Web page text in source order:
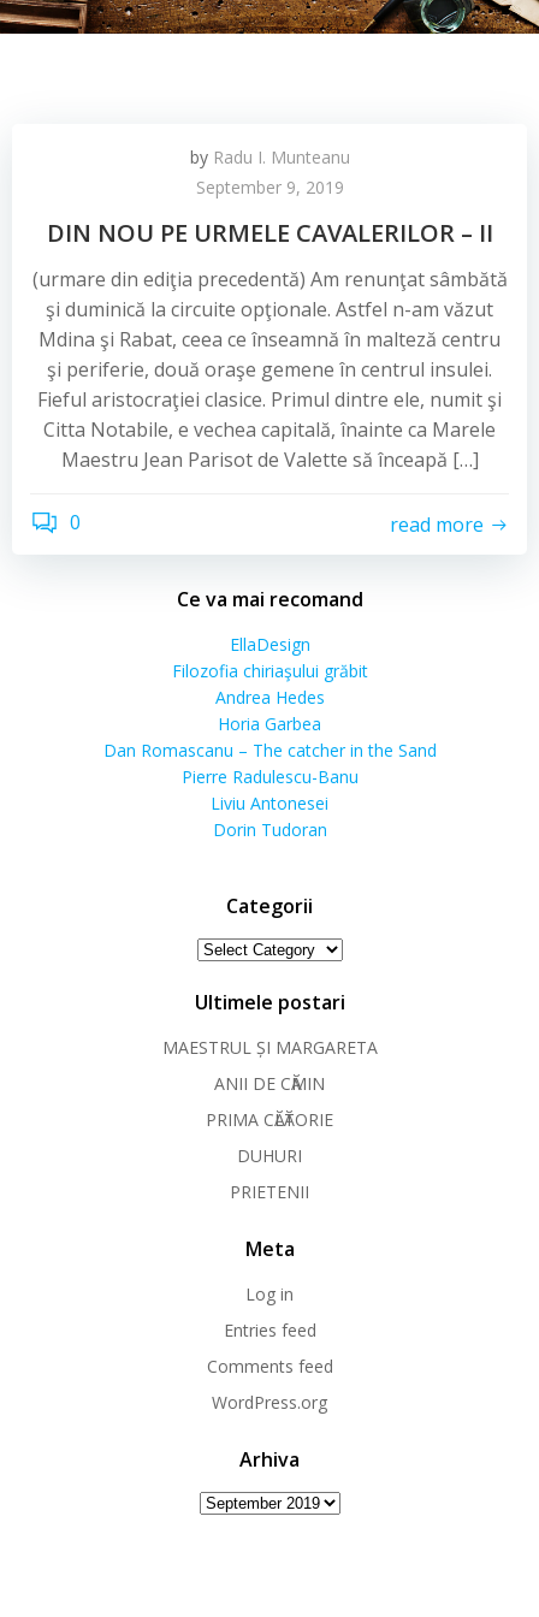
by Radu I. Munteanu
September 9, 2019
DIN NOU PE URMELE CAVALERILOR – II
(urmare din ediţia precedentă) Am renunţat sâmbătă
şi duminică la circuite opţionale. Astfel n-am văzut
Mdina şi Rabat, ceea ce înseamnă în malteză centru
şi periferie, două oraşe gemene în centrul insulei.
Fieful aristocraţiei clasice. Primul dintre ele, numit şi
Citta Notabile, e vechea capitală, înainte ca Marele
Maestru Jean Parisot de Valette să înceapă […]
0 read more
Ce va mai recomand
EllaDesign
Filozofia chiriaşului grăbit
Andrea Hedes
Horia Garbea
Dan Romascanu – The catcher in the Sand
Pierre Radulescu-Banu
Liviu Antonesei
Dorin Tudoran
Categorii
Categorii
Ultimele postari
MAESTRUL ȘI MARGARETA
ANII DE CӐMIN
PRIMA CӐLӐTORIE
DUHURI
PRIETENII
Meta
Log in
Entries feed
Comments feed
WordPress.org
Arhiva
Arhiva